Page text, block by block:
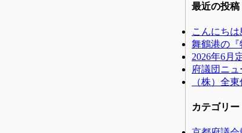
最近の投稿
こんにち
舞鶴港の
2026年6月
府議団ニ
（株）全
カテゴリー